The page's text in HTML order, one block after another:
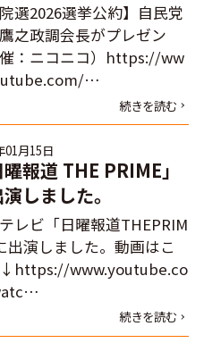
院選2026選挙公約】自民党
之政調会長がプレゼン
催：ニコニコ）https://ww
…
続きを読む
01月15日
曜報道 THE PRIME」
しました。
レビ「日曜報道THEPRIM
出演しました。動画はこ
www.youtube.co
続きを読む